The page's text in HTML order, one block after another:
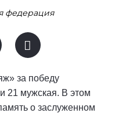
федерация
за победу
21 мужская. В этом
о заслуженном